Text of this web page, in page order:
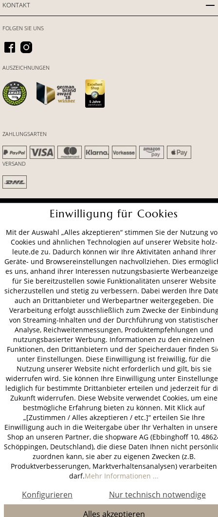
KONTAKT
ZAHLUNGSARTEN
VERSAND
FOLGEN SIE UNS
AUSZEICHNUNGEN
AGB Datenschutz
Impressum
© 2026 HOLZ-LEUTE
* Alle Preise inkl. gesetzl. Mehrwertsteuer zzgl.Versandkosten.
Einwilligung für Cookies
Mit der Auswahl „Alles akzeptieren“ stimmen Sie der Nutzung
Cookies und ähnlichen Technologien auf unserer Website holz-
leute.de zu. Dadurch können wir Ihre Aktivitäten anhand Ihrer
Geräte- und Browsereinstellungen nachvollziehen. Dies
es uns, anhand ihrer Interessen nutzungsbasierte
für Sie bereitzustellen sowie Funktionalitäten unserer Website
sicherzustellen und stetig zu verbessern. Dabei werden Ihre
auch an Drittanbieter und Werbepartner weitergegeben. Die
Verarbeitung erfolgt ausschließlich zum Zwecke der
von Streaming-Inhalten und der Durchführung von statistischer
Analyse, Reichweitenmessungen, Produktempfehlungen und
nutzungsbasierter Werbung. Informationen zu den einzelnen
Funktionen, den Drittanbietern und der Speicherdauer finden
unter Einstellungen. Diese Einwilligung ist freiwillig, für die
Nutzung unserer Website nicht erforderlich und gilt, bis sie
widerrufen wird. Sie können Ihre Einwilligung unter
lediglich für bestimmte Drittanbieter erteilen und jederzeit für
Zukunft widerrufen. Diese Website verwendet Cookies, um eine
bestmögliche Erfahrung bieten zu können. Mit Klick auf
„[Zustimmen / Alles akzeptieren / etc.]“ erteilen Sie Ihre
Einwilligung auch in die Weitergabe über Ihr Verhalten in
Shop an unseren Partner, die shopware AG (Ebbinghoff 10,
Schöppingen, Deutschland), die diese Daten Ihnen nicht
zuordnen kann, sie aber zu eigenen Zwecken (z.B.
Produktverbesserungen, Marktverhaltensanalysen) verarbeiten
darf.Mehr Informationen ...
Nur technisch notwendige
Konfigurieren
Alles akzeptieren